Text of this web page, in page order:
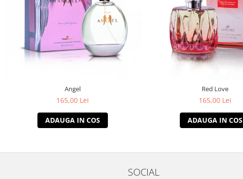
Angel
165,00 Lei
ADAUGA IN COS
Red Love
165,00 Lei
ADAUGA IN COS
SOCIAL